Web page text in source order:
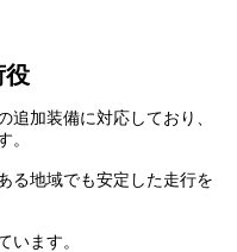
役
追加装備に対応しており、
。
る地域でも安定した走行を
います。